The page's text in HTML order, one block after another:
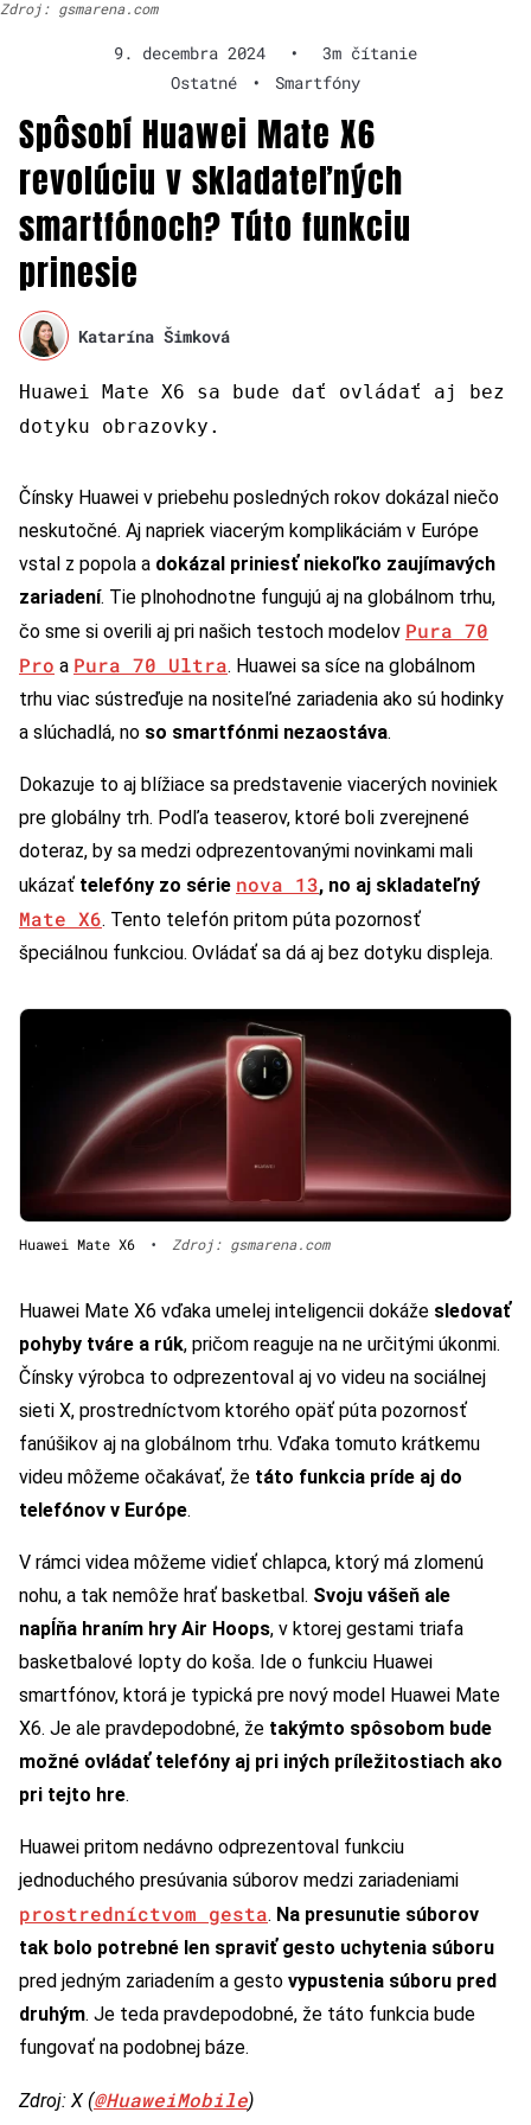
Zdroj: gsmarena.com
9. decembra 2024 •
3m čítanie
Ostatné
• Smartfóny
Spôsobí Huawei Mate X6
revolúciu v skladateľných
smartfónoch? Túto funkciu
prinesie
Katarína Šimková
Huawei Mate X6 sa bude dať ovládať aj bez
dotyku obrazovky.
Čínsky Huawei v priebehu posledných rokov dokázal niečo
neskutočné. Aj napriek viacerým komplikáciám v Európe
vstal z popola a dokázal priniesť niekoľko zaujímavých
zariadení. Tie plnohodnotne fungujú aj na globálnom trhu,
čo sme si overili aj pri našich testoch modelov Pura 70
Pro a Pura 70 Ultra. Huawei sa síce na globálnom
trhu viac sústreďuje na nositeľné zariadenia ako sú hodinky
a slúchadlá, no so smartfónmi nezaostáva.
Dokazuje to aj blížiace sa predstavenie viacerých noviniek
pre globálny trh. Podľa teaserov, ktoré boli zverejnené
doteraz, by sa medzi odprezentovanými novinkami mali
ukázať telefóny zo série nova 13, no aj skladateľný
Mate X6. Tento telefón pritom púta pozornosť
špeciálnou funkciou. Ovládať sa dá aj bez dotyku displeja.
Huawei Mate X6 • Zdroj: gsmarena.com
Huawei Mate X6 vďaka umelej inteligencii dokáže sledovať
pohyby tváre a rúk, pričom reaguje na ne určitými úkonmi.
Čínsky výrobca to odprezentoval aj vo videu na sociálnej
sieti X, prostredníctvom ktorého opäť púta pozornosť
fanúšikov aj na globálnom trhu. Vďaka tomuto krátkemu
videu môžeme očakávať, že táto funkcia príde aj do
telefónov v Európe.
V rámci videa môžeme vidieť chlapca, ktorý má zlomenú
nohu, a tak nemôže hrať basketbal. Svoju vášeň ale
napĺňa hraním hry Air Hoops, v ktorej gestami triafa
basketbalové lopty do koša. Ide o funkciu Huawei
smartfónov, ktorá je typická pre nový model Huawei Mate
X6. Je ale pravdepodobné, že takýmto spôsobom bude
možné ovládať telefóny aj pri iných príležitostiach ako
pri tejto hre.
Huawei pritom nedávno odprezentoval funkciu
jednoduchého presúvania súborov medzi zariadeniami
prostredníctvom gesta. Na presunutie súborov
tak bolo potrebné len spraviť gesto uchytenia súboru
pred jedným zariadením a gesto vypustenia súboru pred
druhým. Je teda pravdepodobné, že táto funkcia bude
fungovať na podobnej báze.
Zdroj: X (@HuaweiMobile)